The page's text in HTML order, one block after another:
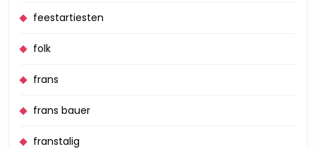
feestartiesten
folk
frans
frans bauer
franstalig